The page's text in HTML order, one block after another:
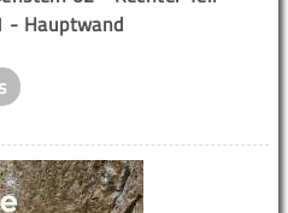
- Hauptwand